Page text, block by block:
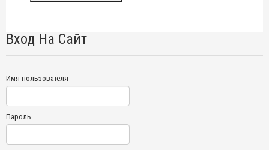
Вход На Сайт
Имя пользователя
Пароль